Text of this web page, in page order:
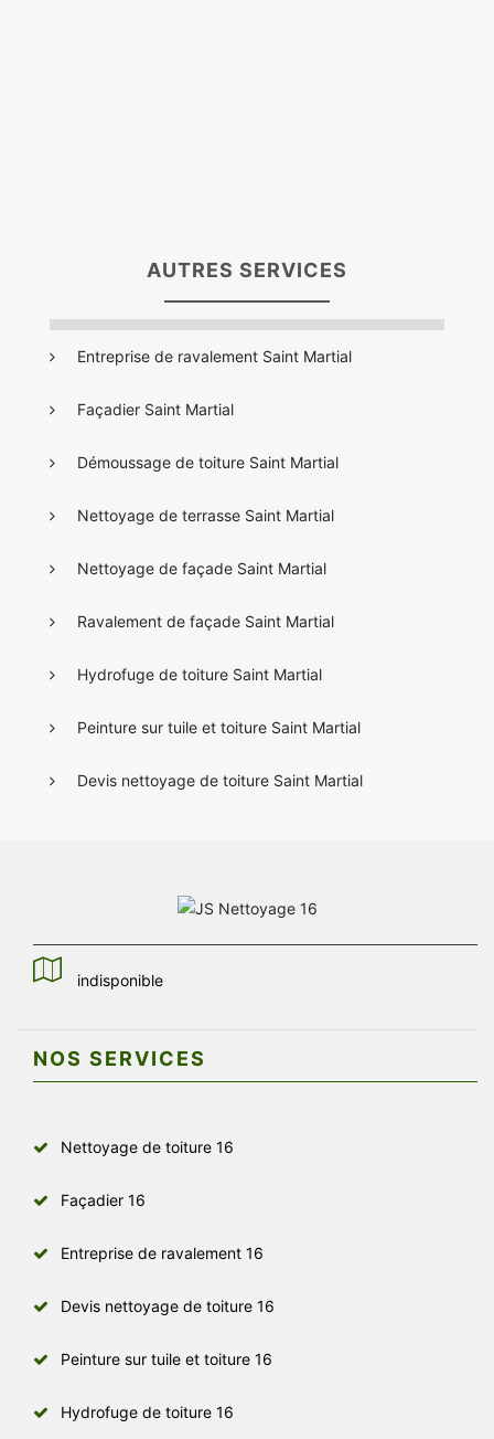
AUTRES SERVICES
Entreprise de ravalement Saint Martial
Façadier Saint Martial
Démoussage de toiture Saint Martial
Nettoyage de terrasse Saint Martial
Nettoyage de façade Saint Martial
Ravalement de façade Saint Martial
Hydrofuge de toiture Saint Martial
Peinture sur tuile et toiture Saint Martial
Devis nettoyage de toiture Saint Martial
indisponible
NOS SERVICES
Nettoyage de toiture 16
Façadier 16
Entreprise de ravalement 16
Devis nettoyage de toiture 16
Peinture sur tuile et toiture 16
Hydrofuge de toiture 16